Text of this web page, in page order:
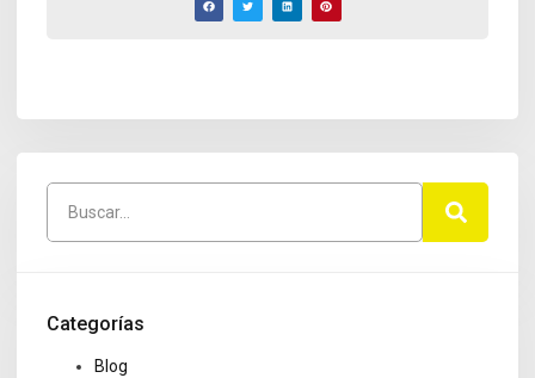
Categorías
Blog